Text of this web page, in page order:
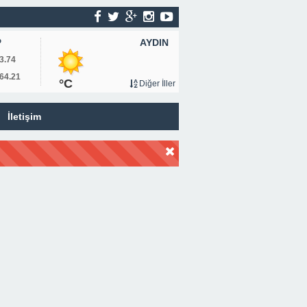
AYDIN
°C Diğer İller
İletişim